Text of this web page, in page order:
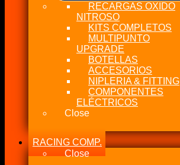
RECARGAS OXIDO
NITROSO
KITS COMPLETOS
MULTIPUNTO
UPGRADE
BOTELLAS
ACCESORIOS
NIPLERIA & FITTING
COMPONENTES
ELÉCTRICOS
Close
RACING COMP.
Close